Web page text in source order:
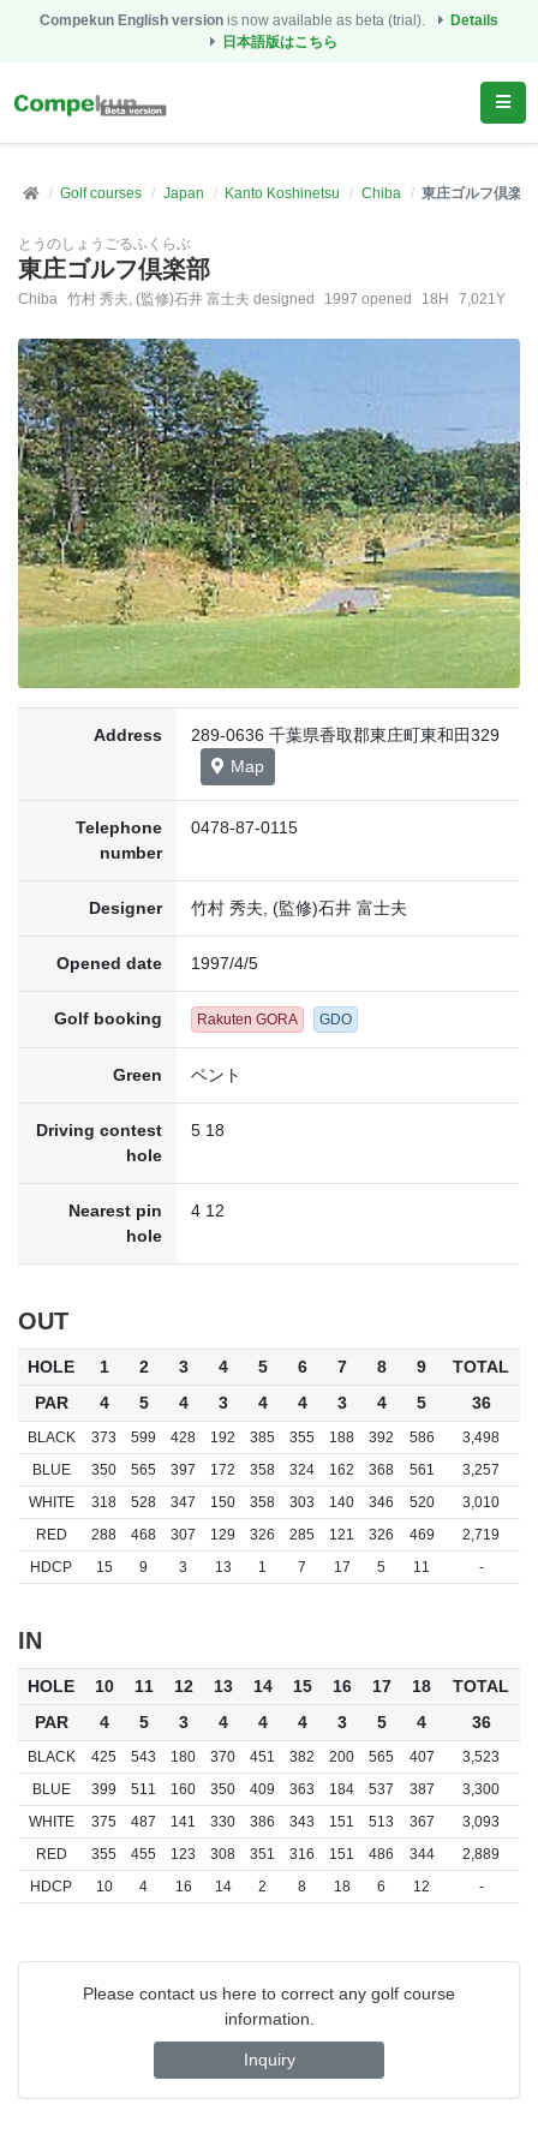
Compekun English version is now available as beta (trial).
Details
日本語版はこちら
Golf courses Japan Kanto Koshinetsu Chiba 東庄ゴルフ倶楽部
とうのしょうごるふくらぶ
東庄ゴルフ倶楽部
Chiba 竹村 秀夫, (監修)石井 富士夫 designed 1997 opened 18H 7,021Y
Address
289-0636 千葉県香取郡東庄町東和田329
Map
Telephone
number
0478-87-0115
Designer 竹村 秀夫, (監修)石井 富士夫
Opened date 1997/4/5
Golf booking Rakuten GORA GDO
Green ベント
Driving contest
hole
5 18
Nearest pin
hole
4 12
OUT
HOLE 1 2 3 4 5 6 7 8 9
TOTAL
PAR
4 5 4 3 4 4 3 4 5 36
BLACK 373 599 428 192 385 355 188 392 586
3,498
BLUE
350 565 397 172 358 324 162 368 561
3,257
WHITE
318 528 347 150 358 303 140 346 520
3,010
RED
288 468 307 129 326 285 121 326 469
2,719
HDCP
15 9 3 13 1 7 17 5 11 -
IN
HOLE 10 11 12 13 14 15 16 17 18
TOTAL
PAR
4 5 3 4 4 4 3 5 4 36
BLACK 425 543 180 370 451 382 200 565 407
3,523
BLUE
399 511 160 350 409 363 184 537 387
3,300
WHITE
375 487 141 330 386 343 151 513 367
3,093
RED
355 455 123 308 351 316 151 486 344
2,889
HDCP
10 4 16 14 2 8 18 6 12 -
Please contact us here to correct any golf course
information.
Inquiry